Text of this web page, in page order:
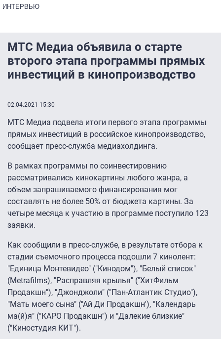
ИНТЕРВЬЮ
МТС Медиа объявила о старте
второго этапа программы прямых
инвестиций в кинопроизводство
02.04.2021 15:30
МТС Медиа подвела итоги первого этапа программы
прямых инвестиций в российское кинопроизводство,
сообщает пресс-служба медиахолдинга.
В рамках программы по соинвестировнию
рассматривались кинокартины любого жанра, а
объем запрашиваемого финансирования мог
составлять не более 50% от бюджета картины. За
четыре месяца к участию в программе поступило 123
заявки.
Как сообщили в пресс-службе, в результате отбора к
стадии съемочного процесса подошли 7 кинолент:
"Единица Монтевидео" ("Кинодом"), "Белый список"
(Metrafilms), "Расправляя крылья" ("ХитФильм
Продакшн"), "Джонджоли" ("Пан-Атлантик Студио"),
"Мать моего сына" ("Ай Ди Продакшн'), "Календарь
ма(й)я" ("КАРО Продакшн") и "Далекие близкие"
("Киностудия КИТ").